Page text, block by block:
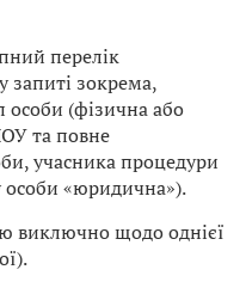
перелік
запиті зокрема,
особи (фізична або
та повне
учасника процедури
особи «юридична»).
виключно щодо однієї